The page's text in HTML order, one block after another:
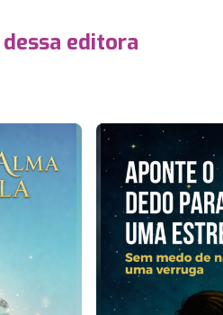
editora